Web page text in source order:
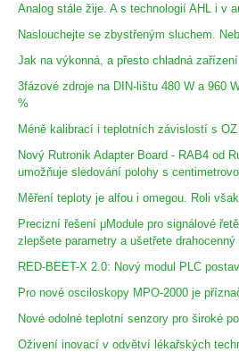
Analog stále žije. A s technologií AHL i v
Naslouchejte se zbystřeným sluchem.
Jak na výkonná, a přesto chladná
3fázové zdroje na DIN-lištu 480 W a 960
%
Méně kalibrací i teplotních závislostí s OZ
Nový Rutronik Adapter Board - RAB4 od
umožňuje sledování polohy s
Měření teploty je alfou i omegou. Roli
Precizní řešení μModule pro signálové
zlepšete parametry a ušetřete drahocenný
RED-BEET-X 2.0: Nový modul PLC
Pro nové osciloskopy MPO-2000 je
Nové odolné teplotní senzory pro široké
Oživení inovací v odvětví lékařských